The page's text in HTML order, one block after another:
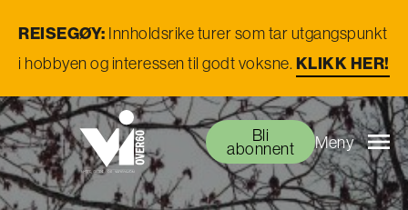
REISEGØY: Innholdsrike turer som tar utgangspunkt
i hobbyen og interessen til godt voksne.KLIKK HER!
Bli
abonnent Meny